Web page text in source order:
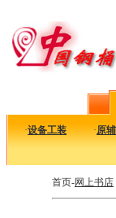
·设备工装 ·原
首页-网上书店